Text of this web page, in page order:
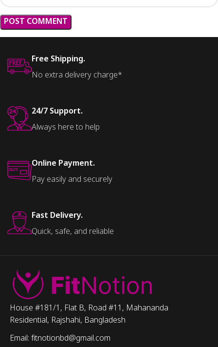
Free Shipping.
No extra delivery charge*
24/7 Support.
Always here to help
Online Payment.
Pay easily and securely
Fast Delivery.
Quick, safe, and reliable
House #181/1, Flat B, Road #11, Mahananda
Residential, Rajshahi, Bangladesh
Email: fitnotionbd@gmail.com